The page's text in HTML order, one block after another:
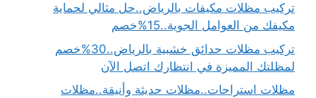
تركيب مظلات مكيفات بالرياض..حل مثالي لحماية
مكيفك من العوامل الجوية..15%خصم
تركيب مظلات حدائق خشبية بالرياض..30%خصم
لمظلتك المميزة في انتظارك اتصل الآن
مظلات استراحات..مظلات حديثة وأنيقة..مظلات